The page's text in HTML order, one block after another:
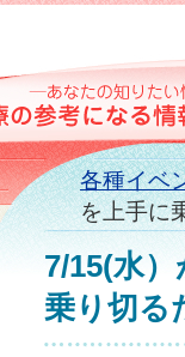
各種イベ
を上手に
7/15(水
乗り切る